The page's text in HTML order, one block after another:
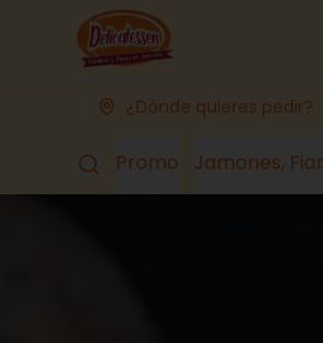
¿Dónde quieres pedir?
Promo Jamones,